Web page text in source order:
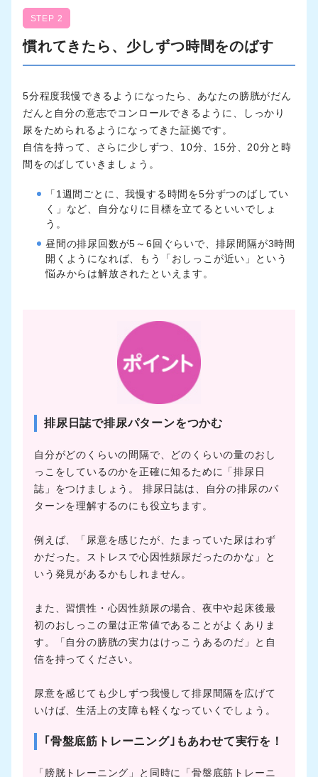
STEP 2
慣れてきたら、少しずつ時間をのばす
5分程度我慢できるようになったら、あなたの膀胱がだん
だんと自分の意志でコンロールできるように、しっかり
尿をためられるようになってきた証拠です。
自信を持って、さらに少しずつ、10分、15分、20分と時
間をのばしていきましょう。
「1週間ごとに、我慢する時間を5分ずつのばしてい
く」など、自分なりに目標を立てるといいでしょ
う。
昼間の排尿回数が5～6回ぐらいで、排尿間隔が3時間
開くようになれば、もう「おしっこが近い」という
悩みからは解放されたといえます。
排尿日誌で排尿パターンをつかむ
自分がどのくらいの間隔で、どのくらいの量のおし
っこをしているのかを正確に知るために「排尿日
誌」をつけましょう。 排尿日誌は、自分の排尿のパ
ターンを理解するのにも役立ちます。
例えば、「尿意を感じたが、たまっていた尿はわず
かだった。ストレスで心因性頻尿だったのかな」と
いう発見があるかもしれません。
また、習慣性・心因性頻尿の場合、夜中や起床後最
初のおしっこの量は正常値であることがよくありま
す。「自分の膀胱の実力はけっこうあるのだ」と自
信を持ってください。
尿意を感じても少しずつ我慢して排尿間隔を広げて
いけば、生活上の支障も軽くなっていくでしょう。
｢骨盤底筋トレーニング｣もあわせて実行を！
「膀胱トレーニング」と同時に「骨盤底筋トレーニ